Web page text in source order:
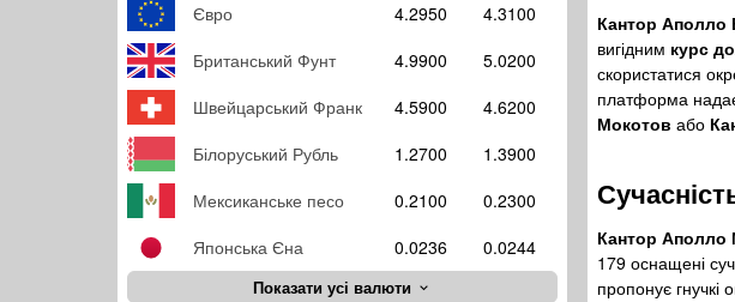
Євро
4.2950
4.3100
Британський Фунт
4.9900
5.0200
Швейцарський Франк
4.5900
4.6200
Білоруський Рубль
1.2700
1.3900
Мексиканське песо
0.2100
0.2300
Японська Єна
0.0236 0.0244
Показати усі валюти
Кантор Аполло
вигідним курс
скористатися
платформа
Мокотов або
Кантор Аполло
179 оснащені
пропонує гнучкі